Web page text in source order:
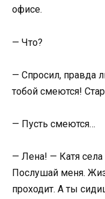
офисе.
— Что?
— Спросил, правда
тобой смеются!
— Пусть смеются…
— Лена! — Катя села
Послушай меня.
проходит. А ты